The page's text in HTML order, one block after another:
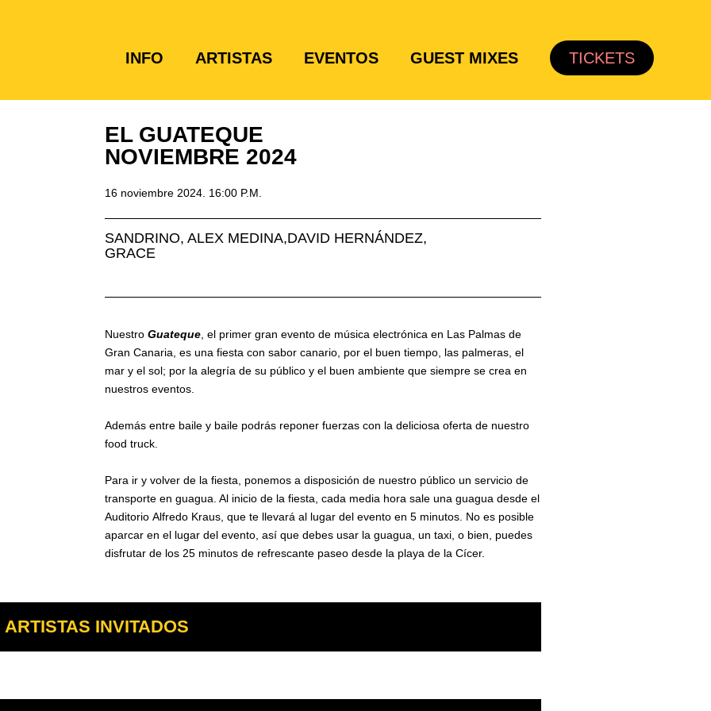
INFO ARTISTAS EVENTOS GUEST MIXES TICKETS
EL GUATEQUE
NOVIEMBRE 2024
16 noviembre 2024. 16:00 P.M.
SANDRINO, ALEX MEDINA,DAVID HERNÁNDEZ,
GRACE
Nuestro Guateque , el primer gran evento de música electrónica en Las Palmas de
Gran Canaria, es una fiesta con sabor canario, por el buen tiempo, las palmeras, el
mar y el sol; por la alegría de su público y el buen ambiente que siempre se crea en
nuestros eventos.
Además entre baile y baile podrás reponer fuerzas con la deliciosa oferta de nuestro
food truck.
Para ir y volver de la fiesta, ponemos a disposición de nuestro público un servicio de
transporte en guagua. Al inicio de la fiesta, cada media hora sale una guagua desde el
Auditorio Alfredo Kraus, que te llevará al lugar del evento en 5 minutos. No es posible
aparcar en el lugar del evento, así que debes usar la guagua, un taxi, o bien, puedes
disfrutar de los 25 minutos de refrescante paseo desde la playa de la Cícer.
ARTISTAS INVITADOS